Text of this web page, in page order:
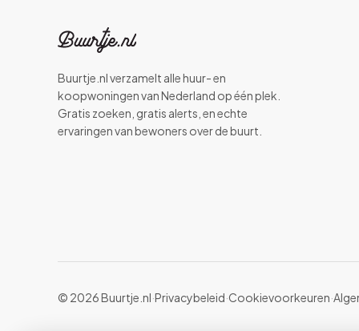
Buurtje.nl verzamelt alle huur- en
koopwoningen van Nederland op één plek.
Gratis zoeken, gratis alerts, en echte
ervaringen van bewoners over de buurt.
© 2026 Buurtje.nl·Privacybeleid·Cookievoorkeuren·